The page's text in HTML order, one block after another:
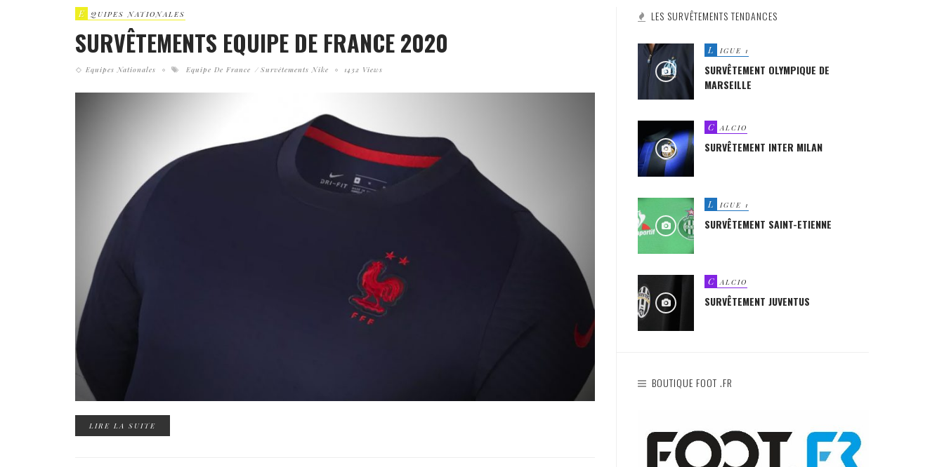
E QUIPES NATIONALES
SURVÊTEMENTS EQUIPE DE FRANCE 2020
Equipes Nationales Equipe De France Survêtements Nike 1432 Views
LIRE LA SUITE
LES SURVÊTEMENTS TENDANCES
L IGUE 1
SURVÊTEMENT OLYMPIQUE DE
MARSEILLE
C ALCIO
SURVÊTEMENT INTER MILAN
L IGUE 1
SURVÊTEMENT SAINT-ETIENNE
C ALCIO
SURVÊTEMENT JUVENTUS
BOUTIQUE FOOT .FR